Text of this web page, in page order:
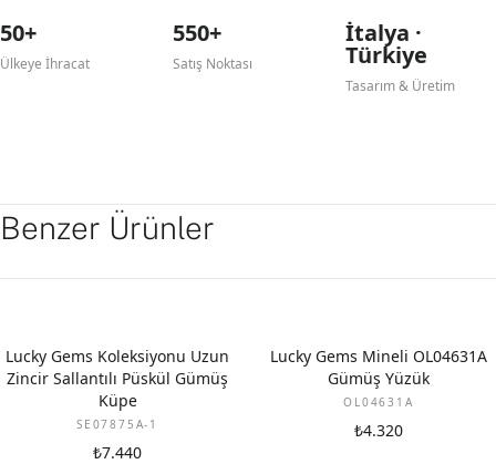
50+
Ülkeye İhracat
550+
Satış Noktası
İtalya ·
Türkiye
Tasarım & Üretim
Benzer Ürünler
Lucky Gems Koleksiyonu Uzun
Zincir Sallantılı Püskül Gümüş
Küpe
SE07875A-1
₺7.440
Lucky Gems Mineli OL04631A
Gümüş Yüzük
OL04631A
₺4.320